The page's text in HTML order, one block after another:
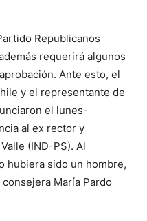
Republicanos
requerirá algunos
Ante esto, el
y el representante de
el lunes-
al ex rector y
(IND-PS). Al
hubiera sido un hombre,
María Pardo